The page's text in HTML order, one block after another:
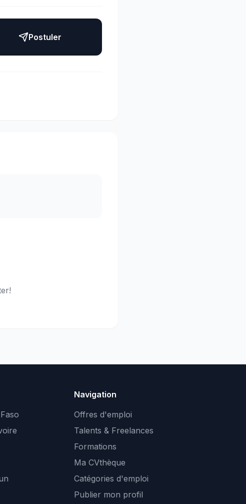
Postuler
Navigation
Offres d'emploi
Talents & Freelances
Formations
Ma CVthèque
Catégories d'emploi
Publier mon profil